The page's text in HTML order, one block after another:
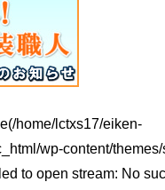
home/lctxs17/eiken-
wp-content/
to open stream: No